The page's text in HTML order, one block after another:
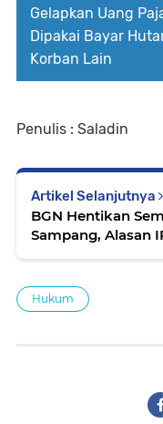
Gelapkan Uang
Dipakai Bayar
Korban Lain
Penulis : Saladin
Artikel Selanjutnya
BGN Hentikan
Sampang, Alasan
Hukum